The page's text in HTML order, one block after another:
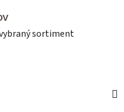
sortiment